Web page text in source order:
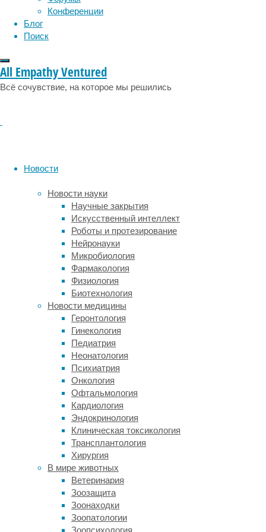
Конференции
Блог
Поиск
All Empathy Ventured
Всё сочувствие, на которое мы решились
Новости
Новости науки
Научные закрытия
Искусственный интеллект
Роботы и протезирование
Нейронауки
Микробиология
Фармакология
Физиология
Биотехнология
Новости медицины
Геронтология
Гинекология
Педиатрия
Неонатология
Психиатрия
Онкология
Офтальмология
Кардиология
Эндокринология
Клиническая токсикология
Трансплантология
Хирургия
В мире животных
Ветеринария
Зоозащита
Зоонаходки
Зоопатологии
Зоопсихология
то
женский
половой
фиброзные
для
почечной
ткани.
Сотрудники
Московского
государственного
университета
описывают
Scientific
Reports,
именно
прогестерон
помогает
почкам,
оказавшимся
трудной
жизненной
ситуации.
Эксперименты
ставили
на
крысах.
Прогестерон